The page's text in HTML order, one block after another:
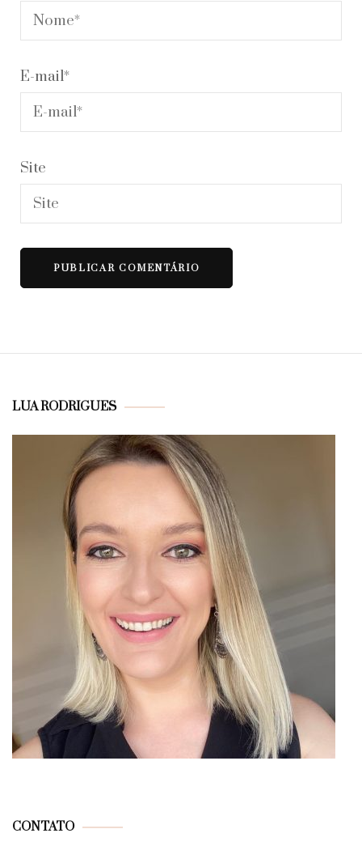
E-mail*
Site
LUA RODRIGUES
CONTATO